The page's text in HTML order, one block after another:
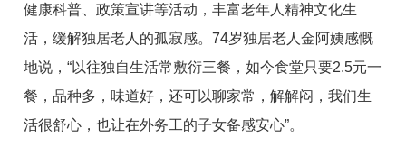
健康科普、政策宣讲等活动，丰富老年人精神文化生
活，缓解独居老人的孤寂感。74岁独居老人金阿姨感慨
地说，“以往独自生活常敷衍三餐，如今食堂只要2.5元一
餐，品种多，味道好，还可以聊家常，解解闷，我们生
活很舒心，也让在外务工的子女备感安心”。